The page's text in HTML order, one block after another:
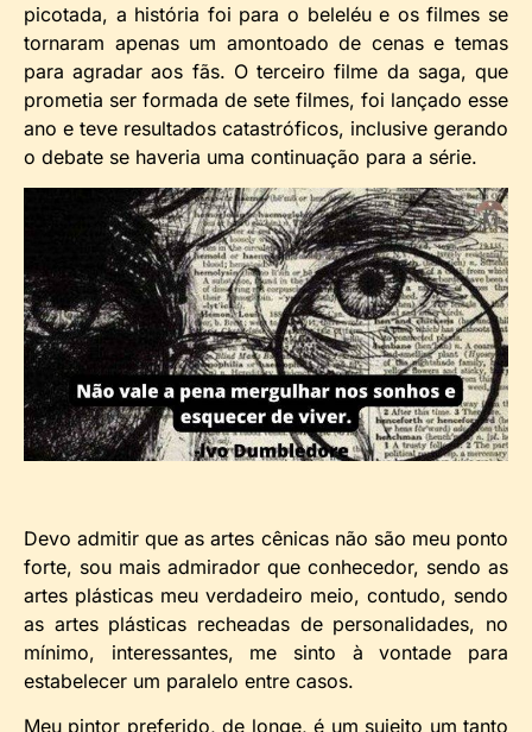
picotada, a história foi para o beleléu e os filmes se
tornaram apenas um amontoado de cenas e temas
para agradar aos fãs. O terceiro filme da saga, que
prometia ser formada de sete filmes, foi lançado esse
ano e teve resultados catastróficos, inclusive gerando
o debate se haveria uma continuação para a série.
Devo admitir que as artes cênicas não são meu ponto
forte, sou mais admirador que conhecedor, sendo as
artes plásticas meu verdadeiro meio, contudo, sendo
as artes plásticas recheadas de personalidades, no
mínimo, interessantes, me sinto à vontade para
estabelecer um paralelo entre casos.
Meu pintor preferido, de longe, é um sujeito um tanto